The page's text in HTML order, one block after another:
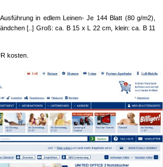
in edlem Leinen- Je 144 Blatt (80 g/m2),
[..] Groß: ca. B 15 x L 22 cm, klein: ca. B 11
kosten.